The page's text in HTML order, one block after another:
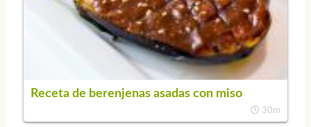
Receta de berenjenas asadas con miso
30m